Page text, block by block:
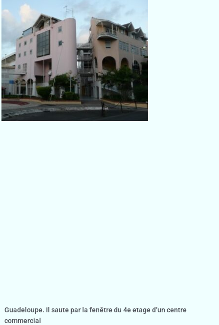
Guadeloupe. Il saute par la fenêtre du 4e etage d’un centre
commercial